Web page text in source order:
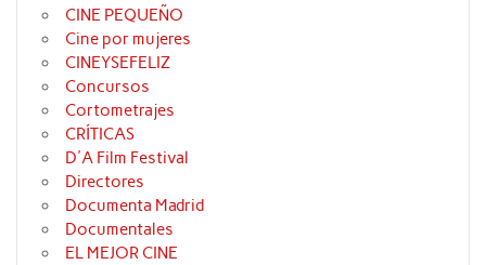
CINE PEQUEÑO
Cine por mujeres
CINEYSEFELIZ
Concursos
Cortometrajes
CRÍTICAS
D'A Film Festival
Directores
Documenta Madrid
Documentales
EL MEJOR CINE